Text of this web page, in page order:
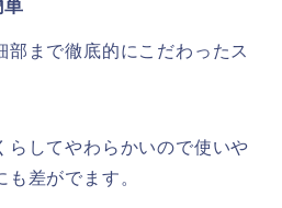
単
まで徹底的にこだわったス
らしてやわらかいので使いや
差がでます。